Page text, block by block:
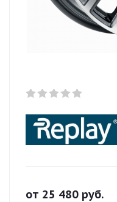
от 25 480 руб.